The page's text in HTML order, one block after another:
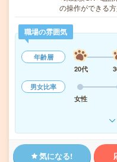
の操作ができる
職場の雰囲気
年齢層
20代
男女比率
女性
気になる!